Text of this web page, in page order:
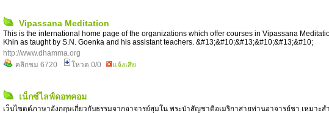
Vipassana Meditation
This is the international home page of the organizations which offer courses in Vipassana
Khin as taught by S.N. Goenka and his assistant teachers. &#13;&#10;&#13;&#10;&#13;&#10;
http://www.dhamma.org
คลิกชม 6720
โหวต 0/0 แจ้งเสีย
เน็กซ์ไลฟ์ดอทคอม
เว็บไซดต์ภาษาอังกฤษเกี่ยวกับธรรมจากอาจารย์สุมโน พระป่าสัญชาติอเมริกาสายท่านอาจารย์ชา เหมาะ